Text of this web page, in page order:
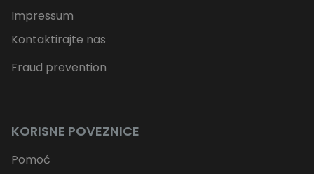
Impressum
Kontaktirajte nas
Fraud prevention
KORISNE POVEZNICE
Pomoć